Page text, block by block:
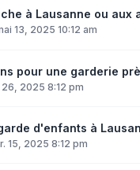
à Lausanne ou aux
13, 2025 10:12 am
pour une garderie
26, 2025 8:12 pm
d'enfants à
15, 2025 8:12 pm